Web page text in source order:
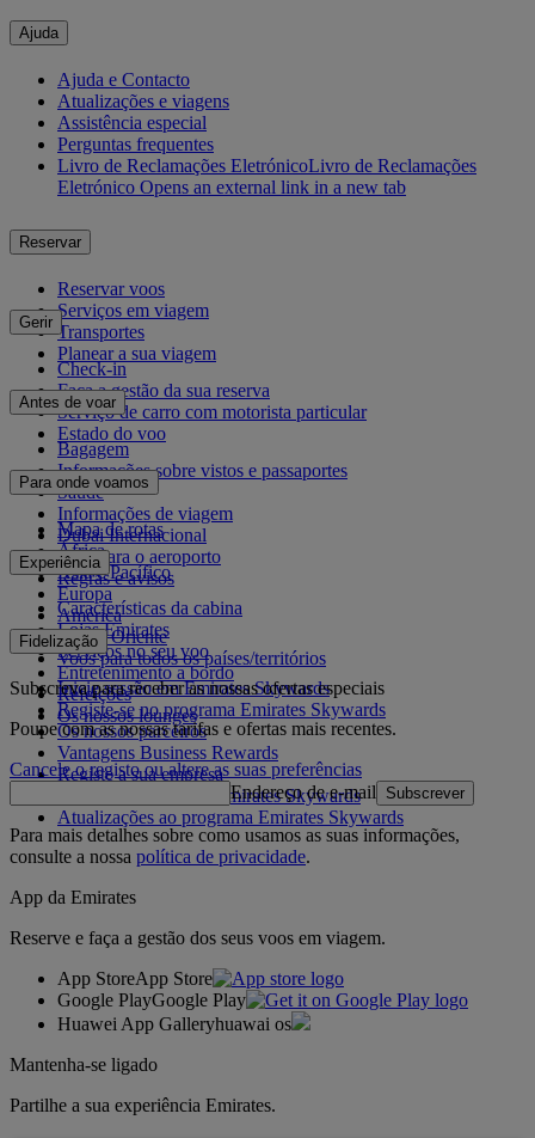
Ajuda
Ajuda e Contacto
Atualizações e viagens
Assistência especial
Perguntas frequentes
Livro de Reclamações EletrónicoLivro de Reclamações
Eletrónico Opens an external link in a new tab
Reservar
Reservar voos
Serviços em viagem
Transportes
Planear a sua viagem
Gerir
Check-in
Faça a gestão da sua reserva
Serviço de carro com motorista particular
Estado do voo
Antes de voar
Bagagem
Informações sobre vistos e passaportes
Saúde
Informações de viagem
Dubai Internacional
De e para o aeroporto
Regras e avisos
Para onde voamos
Mapa de rotas
África
Ásia e Pacífico
Europa
América
Médio Oriente
Voos para todos os países/territórios
Experiência
Características da cabina
Lojas Emirates
Serviços no seu voo
Entretenimento a bordo
Refeições
Os nossos lounges
Fidelização
Inicie sessão em Emirates Skywards
Registe-se no programa Emirates Skywards
Os nossos parceiros
Vantagens Business Rewards
Registe a sua empresa
Regras do programa Emirates Skywards
Atualizações ao programa Emirates Skywards
Subscreva para receber as nossas ofertas especiais
Poupe com as nossas tarifas e ofertas mais recentes.
Cancele o registo ou altere as suas preferências
Endereço de e-mail
Subscrever
Para mais detalhes sobre como usamos as suas informações,
consulte a nossa política de privacidade.
App da Emirates
Reserve e faça a gestão dos seus voos em viagem.
App StoreApp Store
Google PlayGoogle Play
Huawei App Galleryhuawai os
Mantenha-se ligado
Partilhe a sua experiência Emirates.